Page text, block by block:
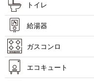
トイレ
給湯器
ガスコンロ
エコキュート